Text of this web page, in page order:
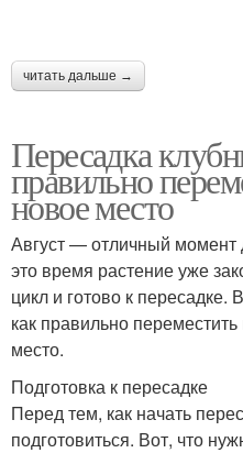
читать дальше →
Пересадка
правильно
новое место
Август — отличный момент
это время растение уже
цикл и готово к пересадке.
как правильно
место.
Подготовка к пересадке
Перед тем, как начать
подготовиться. Вот, что